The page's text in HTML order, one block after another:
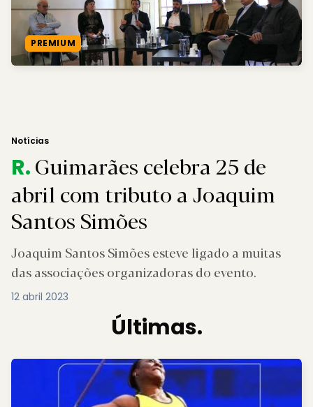
PREMIUM
Notícias
R.Guimarães celebra 25 de
abril com tributo a Joaquim
Santos Simões
Joaquim Santos Simões esteve ligado a muitas
das associações organizadoras do evento.
12 abril 2023
Últimas.